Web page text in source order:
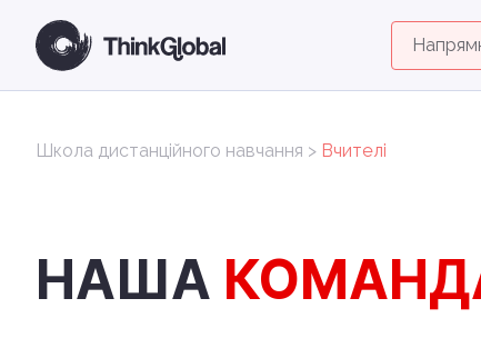
Школа дистанційного навчання > Вчителі
НАША